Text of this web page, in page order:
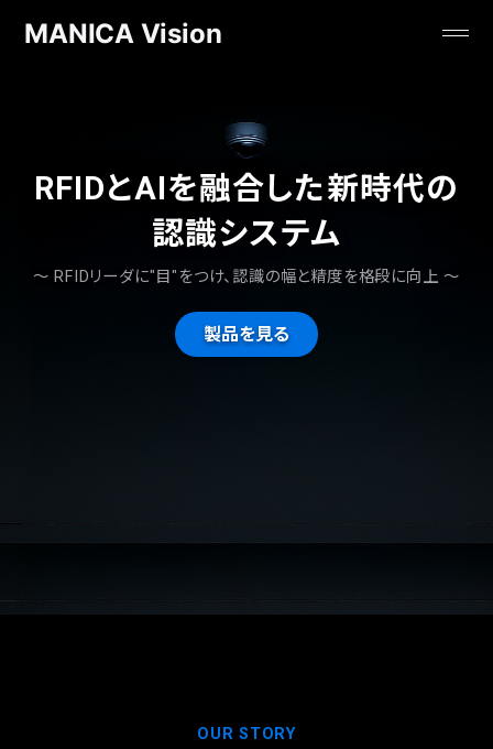
MANICA Vision
RFIDとAIを融合した新時代の
認識システム
〜 RFIDリーダに"目"をつけ、認識の幅と精度を格段に向上 〜
製品を見る
OUR STORY